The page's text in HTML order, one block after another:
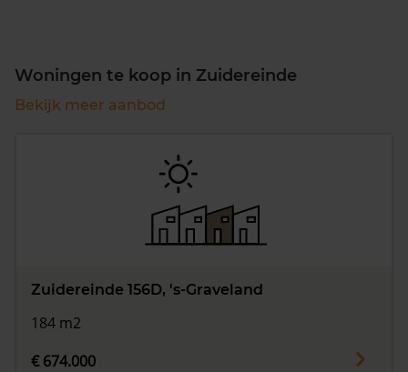
Woningen te koop in Zuidereinde
Bekijk meer aanbod
Zuidereinde 156D, 's-Graveland
184 m2
€ 674.000